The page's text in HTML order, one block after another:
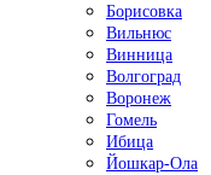
Борисовка
Вильнюс
Винница
Волгоград
Воронеж
Гомель
Ибица
Йошкар-Ола